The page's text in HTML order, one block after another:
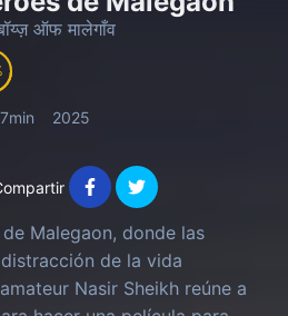
ऑफ मालेगाँव
2025
Malegaon, donde las
de la vida
Nasir Sheikh reúne a